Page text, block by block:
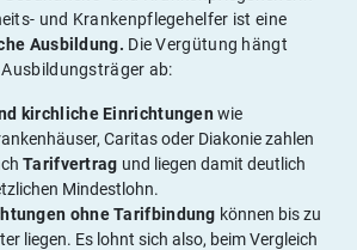
und Krankenpflegehelfer ist eine
Ausbildung. Die Vergütung hängt
ab:
kirchliche Einrichtungen wie
Caritas oder Diakonie zahlen
Tarifvertrag und liegen damit deutlich
Mindestlohn.
ohne Tarifbindung können bis zu
liegen. Es lohnt sich also, beim Vergleich